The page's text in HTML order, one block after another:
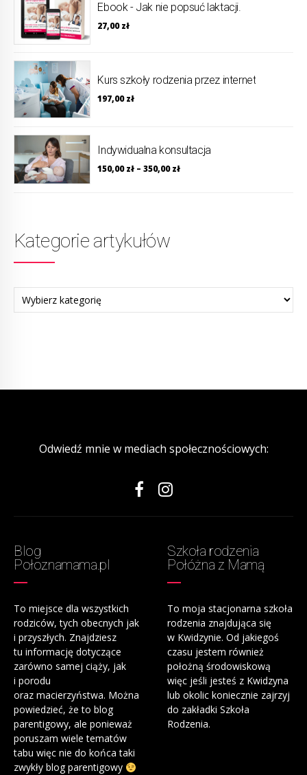
Ebook - Jak nie popsuć laktacji.
27,00zł
Kurs szkoły rodzenia przez internet
197,00zł
Indywidualna konsultacja
150,00zł –350,00zł
Kategorie artykułów
Odwiedź mnie w mediach społecznościowych:
Blog
Połoznamama.pl
To miejsce dla wszystkich
rodziców, tych obecnych jak
i przyszłych. Znajdziesz
tu informację dotyczące
zarówno samej ciąży, jak
i porodu
oraz macierzyństwa. Można
powiedzieć, że to blog
parentigowy, ale ponieważ
poruszam wiele tematów
tabu więc nie do końca taki
zwykły blog parentigowy
Szkoła rodzenia
Połóżna z Mamą
To moja stacjonarna szkoła
rodzenia znajdująca się
w Kwidzynie. Od jakiegoś
czasu jestem również
położną środowiskową
więc jeśli jesteś z Kwidzyna
lub okolic koniecznie zajrzyj
do zakładki Szkoła
Rodzenia.